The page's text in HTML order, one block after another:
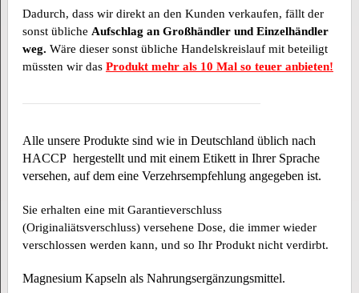
Dadurch, dass wir direkt an den Kunden verkaufen, fällt der
sonst übliche Aufschlag an Großhändler und Einzelhändler
weg. Wäre dieser sonst übliche Handelskreislauf mit beteiligt
müssten wir das Produkt mehr als 10 Mal so teuer anbieten!
Alle unsere Produkte sind wie in Deutschland üblich nach
HACCP hergestellt und mit einem Etikett in Ihrer Sprache
versehen, auf dem eine Verzehrsempfehlung angegeben ist.
Sie erhalten eine mit Garantieverschluss
(Originaliätsverschluss) versehene Dose, die immer wieder
verschlossen werden kann, und so Ihr Produkt nicht verdirbt.
Magnesium Kapseln als Nahrungsergänzungsmittel.